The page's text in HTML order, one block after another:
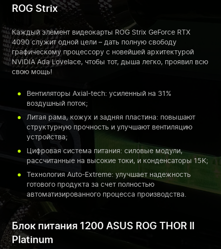
ROG Strix
Каждый элемент видеокарты ROG Strix GeForce RTX
4090 служит одной цели – дать полную свободу
графическому процессору с новейшей архитектурой
NVIDIA Ada Lovelace, чтобы тот, дыша легко, проявил всю
свою мощь!
Вентиляторы Axial-tech: усиленный на 31%
воздушный поток;
Литая рама, кожух и задняя пластина: повышают
структурную прочность и улучшают вентиляцию
устройства;
Цифровая система питания: силовые модули,
рассчитанные на высокие токи, и конденсаторы 15K;
Технология Auto-Extreme: улучшает надежность
готового продукта за счет полностью
автоматизированного процесса производства.
Блок питания 1200 ASUS ROG THOR II
Platinum